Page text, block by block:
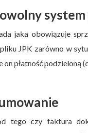
jaka obowiązuje
JPK zarówno w
on płatność podzieloną
tego czy faktura